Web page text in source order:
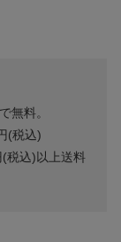
無料。
(税込)
税込)以上送料